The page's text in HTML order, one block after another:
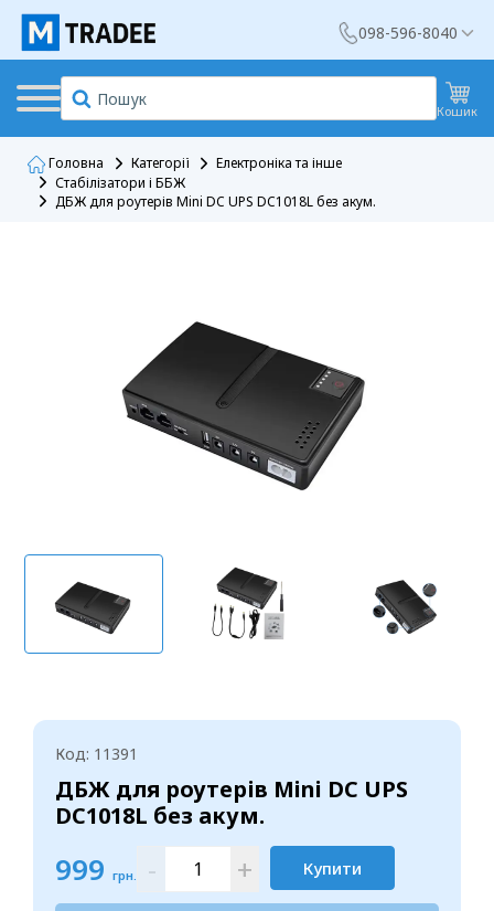
098-596-8040
Кошик
Головна Категорії
Електроніка та інше
Стабілізатори і ББЖ
ДБЖ для роутерів Mini DC UPS DC1018L без акум.
Код: 11391
ДБЖ для роутерів Mini DC UPS
DC1018L без акум.
999 грн. - + Купити